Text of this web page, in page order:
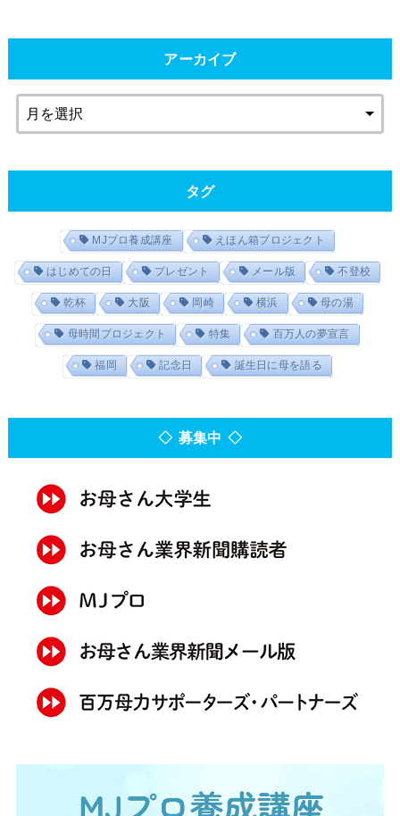
アーカイブ
タグ
MJプロ養成講座 えほん箱プロジェクト
はじめての日 プレゼント メール版 不登校
乾杯 大阪 岡崎 横浜 母の湯
母時間プロジェクト 特集 百万人の夢宣言
福岡 記念日 誕生日に母を語る
◇ 募集中 ◇